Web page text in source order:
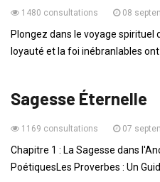
1480 consultations 08
Plongez dans le voyage spirituel
loyauté et la foi inébranlables ont
Sagesse Éternelle
1169 consultations 07
Chapitre 1 : La Sagesse dans
PoétiquesLes Proverbes : Un